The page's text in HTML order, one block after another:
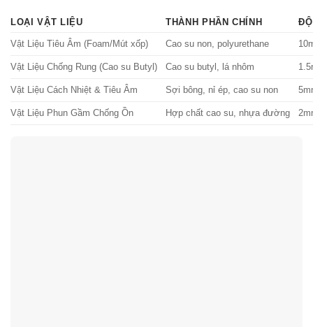
LOẠI VẬT LIỆU THÀNH PHẦN CHÍNH
Vật Liệu Tiêu Âm (Foam/Mút xốp) Cao su non, polyurethane
Vật Liệu Chống Rung (Cao su Butyl) Cao su butyl, lá nhôm
Vật Liệu Cách Nhiệt & Tiêu Âm Sợi bông, nỉ ép, cao su non
Vật Liệu Phun Gầm Chống Ồn Hợp chất cao su, nhựa đường